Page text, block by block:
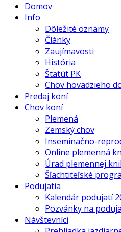
Domov
Info
Dôležité oznamy
Články
Zaujímavosti
História
Štatút PK
Chov hovädzieho
Predaj koní
Chov koní
Plemená
Zemský chov
Inseminačno-
Online plemenná
Úrad plemennej
Šľachtiteľské
Podujatia
Kalendár podujatí
Pozvánky na
Návštevníci